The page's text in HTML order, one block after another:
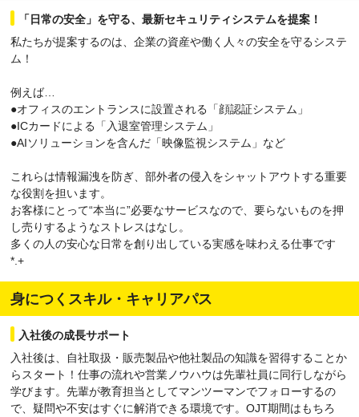
「日常の安全」を守る、最新セキュリティシステムを提案！
私たちが提案するのは、企業の資産や働く人々の安全を守るシステ
ム！
例えば…
●オフィスのエントランスに設置される「顔認証システム」
●ICカードによる「入退室管理システム」
●AIソリューションを含んだ「映像監視システム」など
これらは情報漏洩を防ぎ、部外者の侵入をシャットアウトする重要
な役割を担います。
お客様にとって“本当に”必要なサービスなので、要らないものを押
し売りするようなストレスはなし。
多くの人の安心な日常を創り出している実感を味わえる仕事です
*.+
身につくスキル・キャリアパス
入社後の成長サポート
入社後は、自社取扱・販売製品や他社製品の知識を習得することか
らスタート！仕事の流れや営業ノウハウは先輩社員に同行しながら
学びます。先輩が教育担当としてマンツーマンでフォローするの
で、疑問や不安はすぐに解消できる環境です。OJT期間はもちろ